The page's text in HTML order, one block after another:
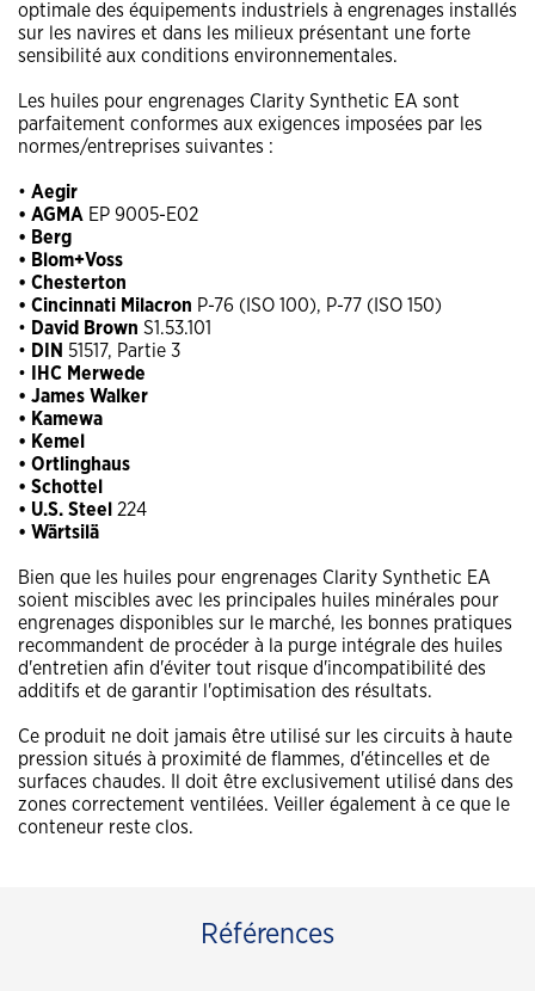
optimale des équipements industriels à engrenages installés
sur les navires et dans les milieux présentant une forte
sensibilité aux conditions environnementales.
Les huiles pour engrenages Clarity Synthetic EA sont
parfaitement conformes aux exigences imposées par les
normes/entreprises suivantes :
• Aegir
• AGMA EP 9005-E02
• Berg
• Blom+Voss
• Chesterton
• Cincinnati Milacron P-76 (ISO 100), P-77 (ISO 150)
• David Brown S1.53.101
• DIN 51517, Partie 3
•
IHC Merwede
• James Walker
• Kamewa
• Kemel
• Ortlinghaus
• Schottel
• U.S. Steel
224
• Wärtsilä
Bien que les huiles pour engrenages Clarity Synthetic EA
soient miscibles avec les principales huiles minérales pour
engrenages disponibles sur le marché, les bonnes pratiques
recommandent de procéder à la purge intégrale des huiles
d'entretien afin d'éviter tout risque d'incompatibilité des
additifs et de garantir l'optimisation des résultats.
Ce produit ne doit jamais être utilisé sur les circuits à haute
pression situés à proximité de flammes, d'étincelles et de
surfaces chaudes. Il doit être exclusivement utilisé dans des
zones correctement ventilées. Veiller également à ce que le
conteneur reste clos.
Références